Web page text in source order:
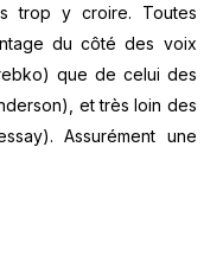
trop y croire. Toutes
du côté des voix
que de celui des
et très loin des
Assurément une